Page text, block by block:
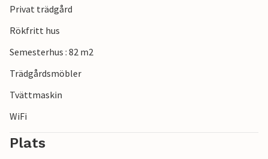
Privat trädgård
Rökfritt hus
Semesterhus : 82 m2
Trädgårdsmöbler
Tvättmaskin
WiFi
Plats